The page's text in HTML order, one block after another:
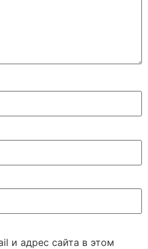
и адрес сайта в этом